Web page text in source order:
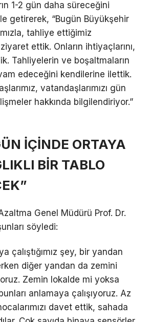
1-2 gün daha süreceğini
getirerek, “Bugün Büyükşehir
tahliye ettiğimiz
ettik. Onların ihtiyaçlarını,
Tahliyelerin ve boşaltmaların
edeceğini kendilerine ilettik.
vatandaşlarımızı gün
hakkında bilgilendiriyor.”
İÇİNDE ORTAYA
BİR TABLO
Genel Müdürü Prof. Dr.
söyledi:
çalıştığımız şey, bir yandan
diğer yandan da zemini
Zemin lokalde mi yoksa
anlamaya çalışıyoruz. Az
davet ettik, sahada